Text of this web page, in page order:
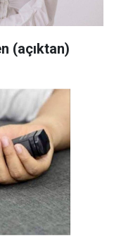
(açıktan)